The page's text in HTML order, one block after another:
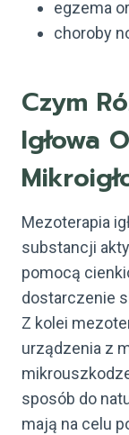
egzema
choroby
Czym
Igłowa
Mezoterapia
substancji
pomocą
dostarczenie
Z kolei
urządzenia z
sposób do
mają na celu